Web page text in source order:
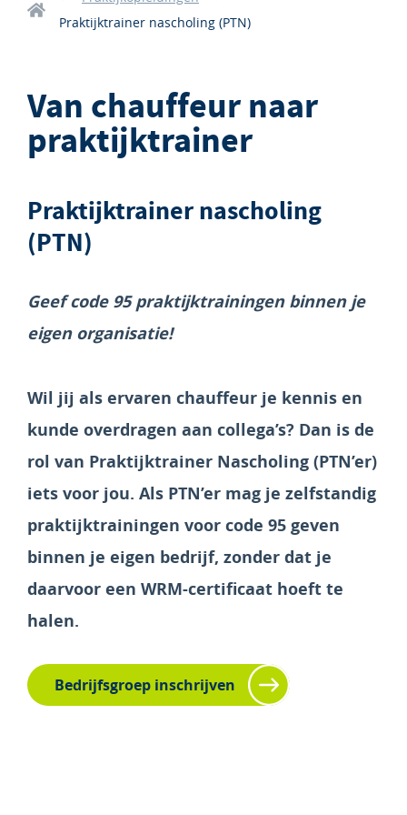
Praktijktrainer nascholing (PTN)
Van chauffeur naar
praktijktrainer
Praktijktrainer nascholing
(PTN)
Geef code 95 praktijktrainingen binnen je
eigen organisatie!
Wil jij als ervaren chauffeur je kennis en
kunde overdragen aan collega’s? Dan is de
rol van Praktijktrainer Nascholing (PTN’er)
iets voor jou. Als PTN’er mag je zelfstandig
praktijktrainingen voor code 95 geven
binnen je eigen bedrijf, zonder dat je
daarvoor een WRM-certificaat hoeft te
halen.
Bedrijfsgroep inschrijven